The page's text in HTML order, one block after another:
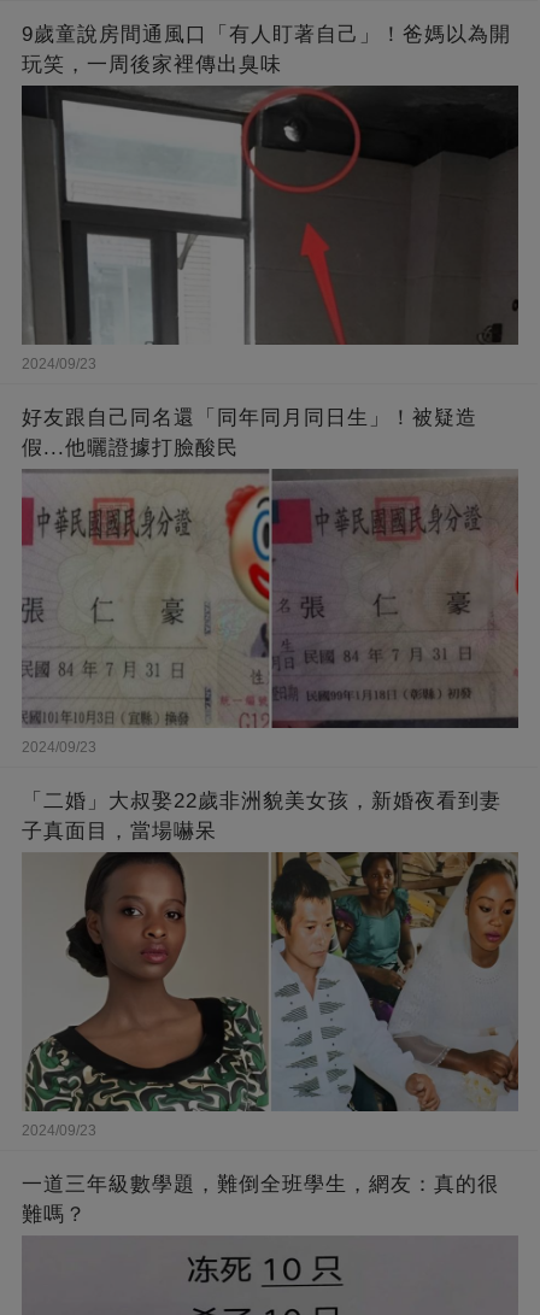
9歲童說房間通風口「有人盯著自己」！爸媽以為開
玩笑，一周後家裡傳出臭味
2024/09/23
好友跟自己同名還「同年同月同日生」！被疑造
假...他曬證據打臉酸民
2024/09/23
「二婚」大叔娶22歲非洲貌美女孩，新婚夜看到妻
子真面目，當場嚇呆
2024/09/23
一道三年級數學題，難倒全班學生，網友：真的很
難嗎？